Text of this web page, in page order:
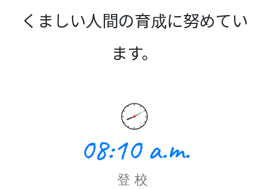
くましい人間の育成に努めてい
ます。
08:10 a.m.
登校